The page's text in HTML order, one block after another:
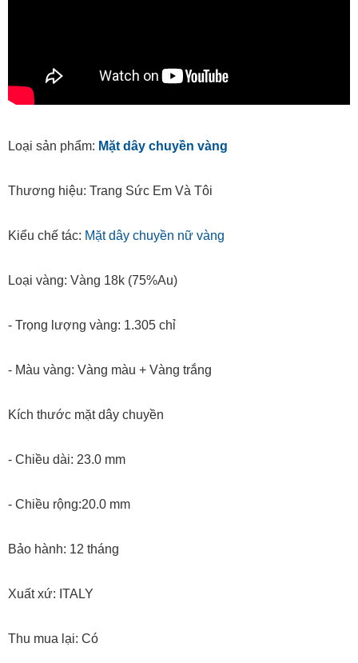
Loại sản phẩm: Mặt dây chuyền vàng
Thương hiệu: Trang Sức Em Và Tôi
Kiểu chế tác: Mặt dây chuyền nữ vàng
Loại vàng: Vàng 18k (75%Au)
- Trọng lượng vàng: 1.305 chỉ
- Màu vàng: Vàng màu + Vàng trắng
Kích thước mặt dây chuyền
- Chiều dài: 23.0 mm
- Chiều rộng:20.0 mm
Bảo hành: 12 tháng
Xuất xứ: ITALY
Thu mua lại: Có